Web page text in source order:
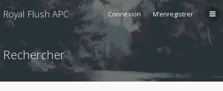
Royal Flush APC Connexion M’enregistrer
Rechercher